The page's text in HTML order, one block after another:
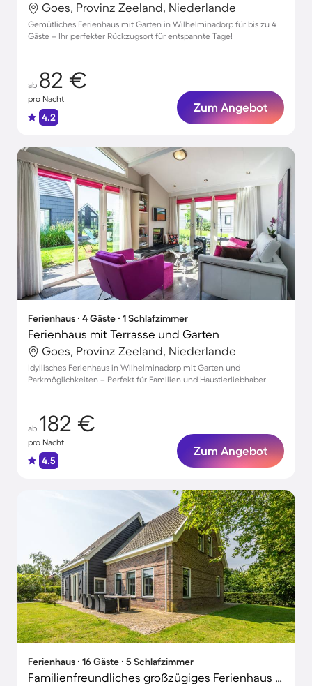
Goes, Provinz Zeeland, Niederlande
Gemütliches Ferienhaus mit Garten in Wilhelminadorp für bis zu 4
Gäste – Ihr perfekter Rückzugsort für entspannte Tage!
ab 82 €
pro Nacht
4.2
Zum Angebot
Ferienhaus ∙ 4 Gäste ∙ 1 Schlafzimmer
Ferienhaus mit Terrasse und Garten
Goes, Provinz Zeeland, Niederlande
Idyllisches Ferienhaus in Wilhelminadorp mit Garten und
Parkmöglichkeiten – Perfekt für Familien und Haustierliebhaber
ab 182 €
pro Nacht
4.5
Zum Angebot
Ferienhaus ∙ 16 Gäste ∙ 5 Schlafzimmer
Familienfreundliches großzügiges Ferienhaus mit Sauna, Garten und Grill | Haustierfreundlich